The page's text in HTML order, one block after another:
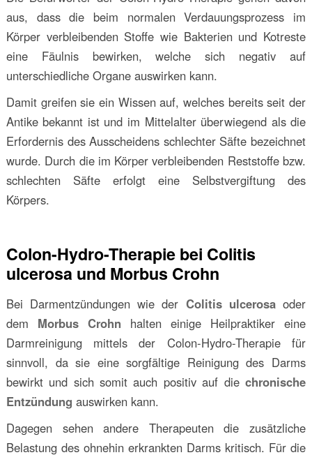
aus, dass die beim normalen Verdauungsprozess im
Körper verbleibenden Stoffe wie Bakterien und Kotreste
eine Fäulnis bewirken, welche sich negativ auf
unterschiedliche Organe auswirken kann.
Damit greifen sie ein Wissen auf, welches bereits seit der
Antike bekannt ist und im Mittelalter überwiegend als die
Erfordernis des Ausscheidens schlechter Säfte bezeichnet
wurde. Durch die im Körper verbleibenden Reststoffe bzw.
schlechten Säfte erfolgt eine Selbstvergiftung des
Körpers.
Colon-Hydro-Therapie bei Colitis
ulcerosa und Morbus Crohn
Bei Darmentzündungen wie der Colitis ulcerosaoder
dem Morbus Crohn halten einige Heilpraktiker eine
Darmreinigung mittels der Colon-Hydro-Therapie für
sinnvoll, da sie eine sorgfältige Reinigung des Darms
bewirkt und sich somit auch positiv auf diechronische
Entzündung auswirken kann.
Dagegen sehen andere Therapeuten die zusätzliche
Belastung des ohnehin erkrankten Darms kritisch. Für die